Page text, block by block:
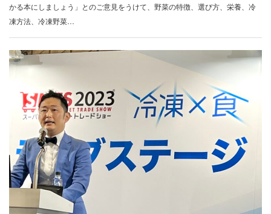
かる本にしましょう」とのご意見をうけて、野菜の特徴、選び方、栄養、冷
凍方法、冷凍野菜…